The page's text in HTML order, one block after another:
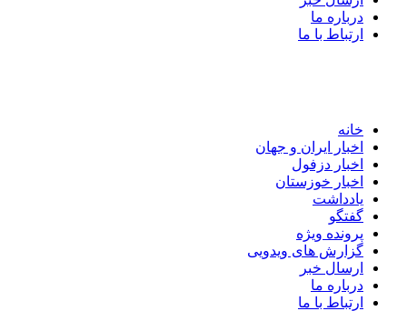
درباره ما
ارتباط با ما
خانه
اخبار ایران و جهان
اخبار دزفول
اخبار خوزستان
یادداشت
گفتگو
پرونده ویژه
گزارش های ویدویی
ارسال خبر
درباره ما
ارتباط با ما